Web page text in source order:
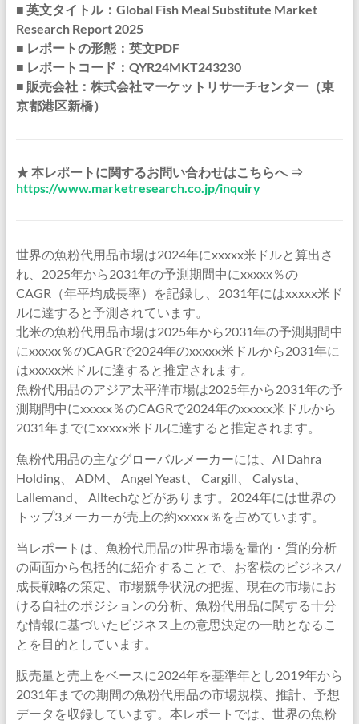
■ 英文タイトル：Global Fish Meal Substitute Market
Research Report 2025
■ レポートの形態：英文PDF
■ レポートコード：QYR24MKT243230
■ 販売会社：株式会社マーケットリサーチセンター（東
京都港区新橋）
★ 本レポートに関するお問い合わせはこちらへ ⇒
https://www.marketresearch.co.jp/inquiry
世界の魚粉代用品市場は2024年にxxxxx米ドルと算出さ
れ、2025年から2031年の予測期間中にxxxxx％の
CAGR（年平均成長率）を記録し、2031年にはxxxxx米ド
ルに達すると予測されています。
北米の魚粉代用品市場は2025年から2031年の予測期間中
にxxxxx％のCAGRで2024年のxxxxx米ドルから2031年に
はxxxxx米ドルに達すると推定されます。
魚粉代用品のアジア太平洋市場は2025年から2031年の予
測期間中にxxxxx％のCAGRで2024年のxxxxx米ドルから
2031年までにxxxxx米ドルに達すると推定されます。
魚粉代用品の主なグローバルメーカーには、Al Dahra
Holding、 ADM、 Angel Yeast、 Cargill、 Calysta、
Lallemand、 Alltechなどがあります。2024年には世界の
トップ3メーカーが売上の約xxxxx％を占めています。
当レポートは、魚粉代用品の世界市場を量的・質的分析
の両面から包括的に紹介することで、お客様のビジネス/
成長戦略の策定、市場競争状況の把握、現在の市場にお
ける自社のポジションの分析、魚粉代用品に関する十分
な情報に基づいたビジネス上の意思決定の一助となるこ
とを目的としています。
販売量と売上をベースに2024年を基準年とし2019年から
2031年までの期間の魚粉代用品の市場規模、推計、予想
データを収録しています。本レポートでは、世界の魚粉